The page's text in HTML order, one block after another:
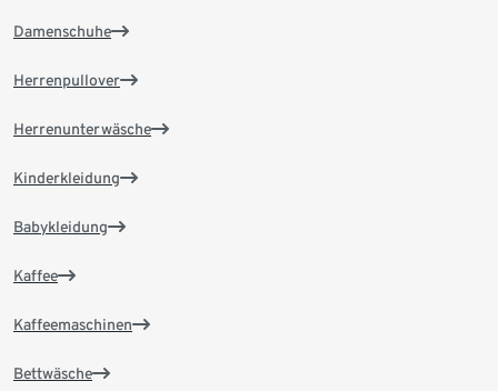
Damenschuhe
Herrenpullover
Herrenunterwäsche
Kinderkleidung
Babykleidung
Kaffee
Kaffeemaschinen
Bettwäsche